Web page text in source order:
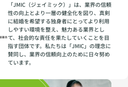
「JMIC（ジェイミック）」は、業界の信頼
性の向上とより一層の健全化を図り、真剣
に結婚を希望する独身者にとってより利用
しやすい環境を整え、魅力ある業界とし
て、社会的な責任を果たしていくことを目
指す団体です。私たちは「JMIC」の理念に
賛同し、業界の信頼向上のために日々努め
ています。